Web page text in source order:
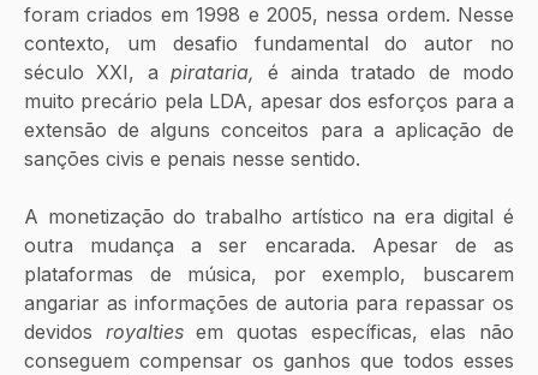
foram criados em 1998 e 2005, nessa ordem. Nesse
contexto, um desafio fundamental do autor no
século XXI, a pirataria,
é ainda tratado de modo
muito precário pela LDA, apesar dos esforços para a
extensão de alguns conceitos para a aplicação de
sanções civis e penais nesse sentido.
A monetização do trabalho artístico na era digital é
outra mudança a ser encarada. Apesar de as
plataformas de música, por exemplo, buscarem
angariar as informações de autoria para repassar os
devidos royalties em quotas específicas, elas não
conseguem compensar os ganhos que todos esses